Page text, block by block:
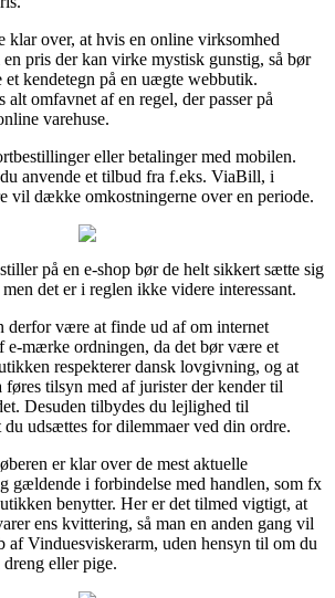
over, at hvis en online virksomhed
pris der kan virke mystisk gunstig, så bør
kendetegn på en uægte webbutik.
omfavnet af en regel, der passer på
varehuse.
eller betalinger med mobilen.
anvende et tilbud fra f.eks. ViaBill, i
vil dække omkostningerne over en periode.
på en e-shop bør de helt sikkert sætte sig
det er i reglen ikke videre interessant.
derfor være at finde ud af om internet
e-mærke ordningen, da det bør være et
respekterer dansk lovgivning, og at
føres tilsyn med af jurister der kender til
Desuden tilbydes du lejlighed til
udsættes for dilemmaer ved din ordre.
er klar over de mest aktuelle
gældende i forbindelse med handlen, som fx
benytter. Her er det tilmed vigtigt, at
ens kvittering, så man en anden gang vil
af Vinduesviskerarm, uden hensyn til om du
eller pige.